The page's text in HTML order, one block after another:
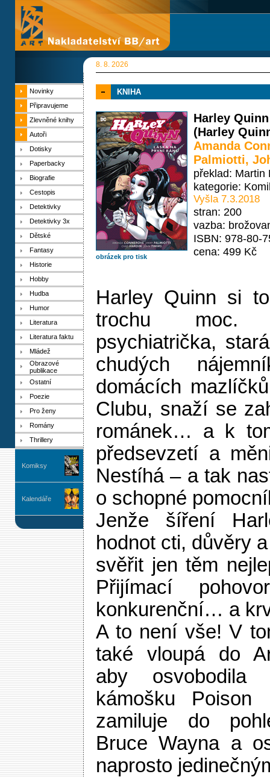
8. 8. 2026
Novinky
Připravujeme
Zlevněné knihy
Autoři
Dotisky
Paperbacky
Biografie
Cestopis
Detektivky
Detektivky 3x
Dětské
Fantasy
Historie
Hobby
Hudba
Humor
Literatura
Literatura faktu
Mládež
Obrazové
publikace
Ostatní
Poezie
Pro ženy
Romány
Thrillery
Komiksy
Kalendáře
KNIHA
obrázek pro tisk
Harley
(Harley
Amanda
Palmiotti,
překlad: Martin
kategorie:
Vyšla 7.3.2018
stran: 200
vazba:
ISBN: 978-80-
cena: 499 Kč
Harley Quinn si
trochu moc.
psychiatrička,
chudých
domácích
Clubu, snaží se
románek… a k
předsevzetí a
Nestíhá – a tak
o schopné
Jenže šíření
hodnot cti, důvěry
svěřit jen těm
Přijímací
konkurenční… a
A to není vše! V
také vloupá do
aby osvobodila
kámošku
zamiluje do
Bruce Wayna a
naprosto